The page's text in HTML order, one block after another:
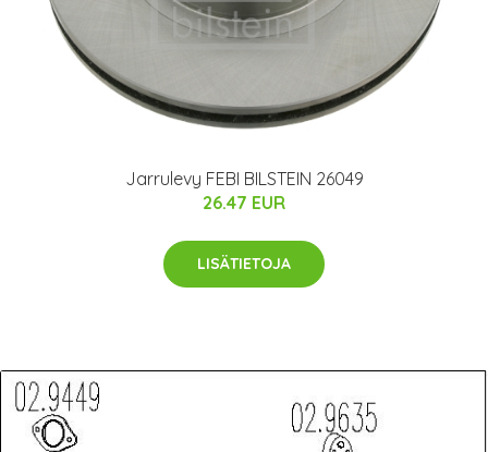
Jarrulevy FEBI BILSTEIN 26049
26.47 EUR
LISÄTIETOJA